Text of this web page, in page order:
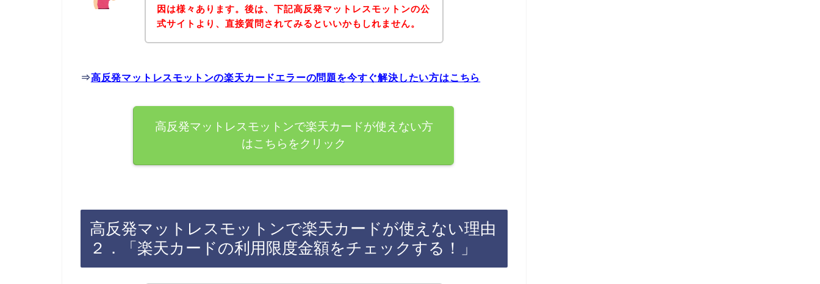
因は様々あります。後は、下記高反発マットレスモットンの公
式サイトより、直接質問されてみるといいかもしれません。
⇒高反発マットレスモットンの楽天カードエラーの問題を今すぐ解決したい方はこちら
高反発マットレスモットンで楽天カードが使えない方
はこちらをクリック
高反発マットレスモットンで楽天カードが使えない理由
２．「楽天カードの利用限度金額をチェックする！」